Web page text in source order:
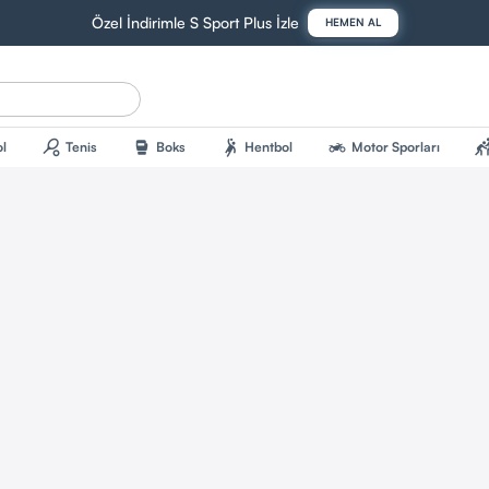
Özel İndirimle S Sport Plus İzle HEMEN AL
sports_tennis Tenis sports_mma Boks sports_handball Hentbol two_wheeler Motor Sporları